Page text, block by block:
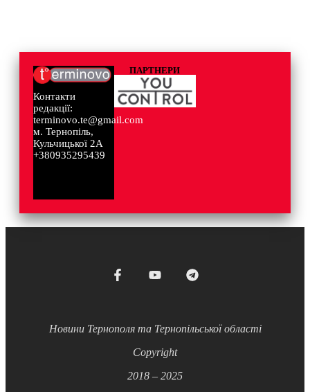
Контакти
редакції:
terminovo.te@gmail.com
м. Тернопіль,
Кульчицької 2А
+380935295439
ПАРТНЕРИ
Новини Тернополя та Тернопільської області
Copyright
2018 – 2025